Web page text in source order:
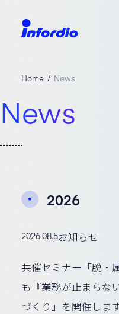
Home News
News
2026
2026.08.5お知らせ
共催セミナー「脱・
も『業務が止まらな
づくり」を開催しま